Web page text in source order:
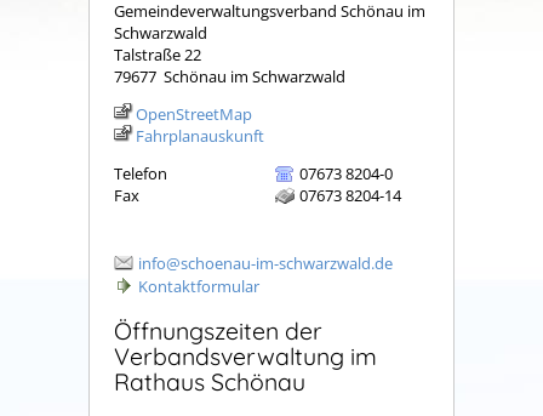
Gemeindeverwaltungsverband Schönau im
Schwarzwald
Talstraße 22
79677 Schönau im Schwarzwald
OpenStreetMap
Fahrplanauskunft
Telefon
07673 8204-0
Fax
07673 8204-14
info@schoenau-im-schwarzwald.de
Kontaktformular
Öffnungszeiten der
Verbandsverwaltung im
Rathaus Schönau